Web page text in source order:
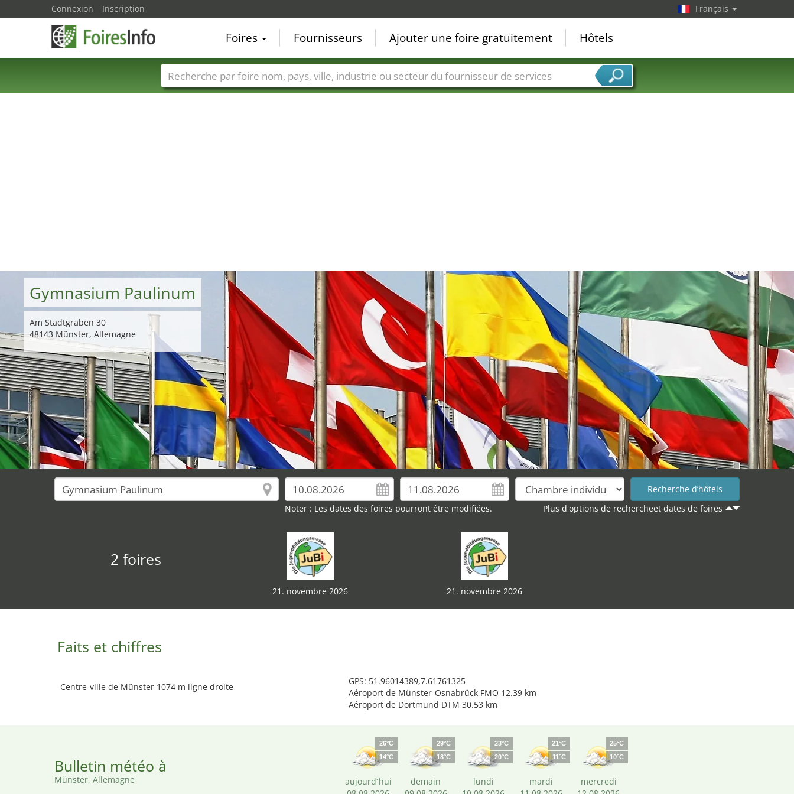
Gymnasium Paulinum
Am Stadtgraben 30
48143 Münster, Allemagne
Noter : Les dates des foires pourront être modifiées. Plus d'options de rechercheet dates de foires
2 foires
21. novembre 2026 21. novembre 2026
Faits et chiffres
Centre-ville de Münster 1074 m ligne droite
GPS: 51.96014389,7.61761325
Aéroport de Münster-Osnabrück FMO 12.39 km
Aéroport de Dortmund DTM 30.53 km
Bulletin météo à
Münster, Allemagne
26°C
14°C
aujourd´hui
29°C
18°C
demain
23°C
20°C
lundi
21°C
11°C
mardi
25°C
10°C
mercredi
Connexion Inscription Français
Foires Fournisseurs Ajouter une foire gratuitement Hôtels
Foire noms Pays Villes Secteurs de foire Secteurs du fournisseur de services